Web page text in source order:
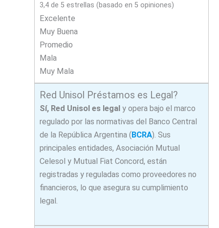
3,4 de 5 estrellas (basado en 5 opiniones)
Excelente
Muy Buena
Promedio
Mala
Muy Mala
Red Unisol Préstamos es Legal?
Sí, Red Unisol es legaly opera bajo el marco
regulado por las normativas del Banco Central
de la República Argentina (BCRA). Sus
principales entidades, Asociación Mutual
Celesol y Mutual Fiat Concord, están
registradas y reguladas como proveedores no
financieros, lo que asegura su cumplimiento
legal.